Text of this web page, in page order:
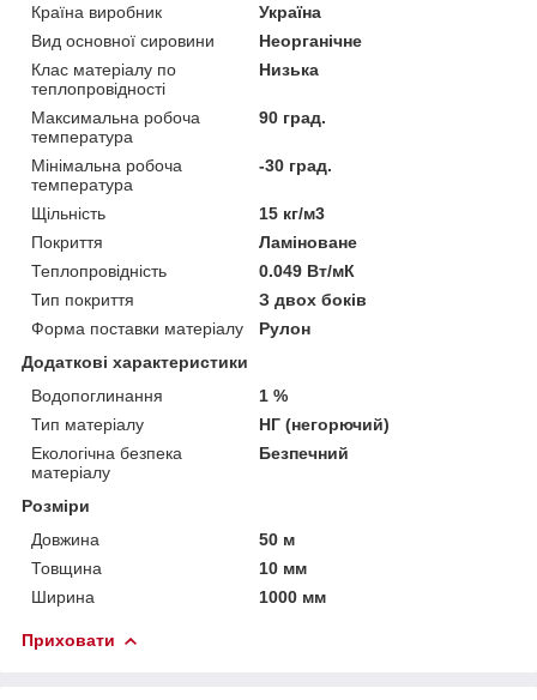
Країна виробник
Україна
Вид основної сировини
Неорганічне
Клас матеріалу по
теплопровідності
Низька
Максимальна робоча
температура
90 град.
Мінімальна робоча
температура
-30 град.
Щільність
15 кг/м3
Покриття
Ламіноване
Теплопровідність
0.049 Вт/мК
Тип покриття
З двох боків
Форма поставки матеріалу
Рулон
Додаткові характеристики
Водопоглинання
1 %
Тип матеріалу
НГ (негорючий)
Екологічна безпека
матеріалу
Безпечний
Розміри
Довжина
50 м
Товщина
10 мм
Ширина
1000 мм
Приховати